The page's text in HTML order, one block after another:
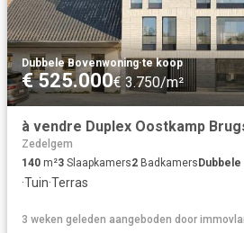
Dubbele Bovenwoning·te koop
€ 525.000€ 3.750/m²
à vendre Duplex Oostkamp
Zedelgem
140 m²3 Slaapkamers2 Badkamers
·Tuin·Terras
3 weken geleden aangeboden door